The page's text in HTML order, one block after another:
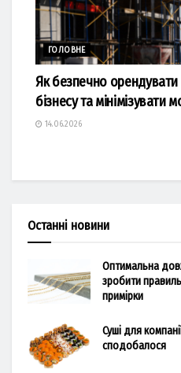
ГОЛОВНЕ
Як безпечно
бізнесу та мінімізувати
14.06.2026
Останні новини
Оптимальна
зробити
примірки
Суші для
сподобалося